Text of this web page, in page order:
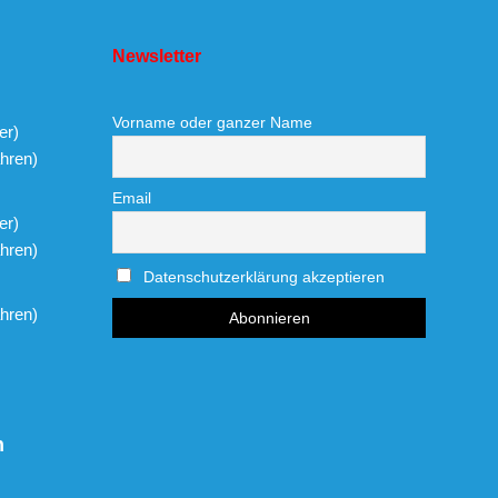
Newsletter
Vorname oder ganzer Name
Email
Datenschutzerklärung akzeptieren